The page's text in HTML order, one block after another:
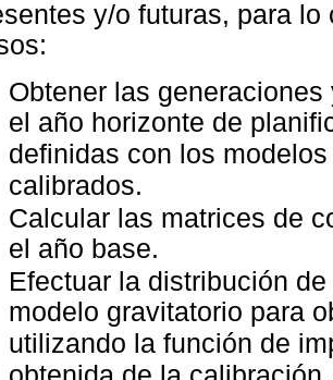
y/o futuras, para
Obtener las
el año horizonte de
definidas con los
calibrados.
Calcular las matrices de
el año base.
Efectuar la distribución
modelo gravitatorio para
utilizando la función de